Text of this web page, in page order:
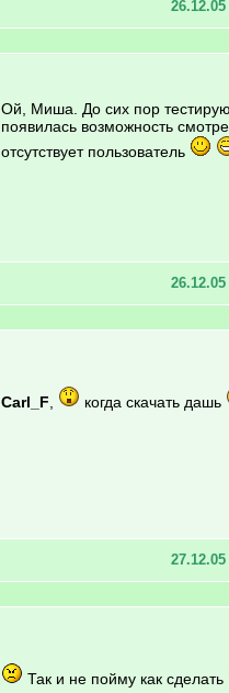
Ой, Миша. До сих пор
появилась возможность
отсутствует пользователь
Carl_F когда скачать дашь
Так и не пойму как сделать